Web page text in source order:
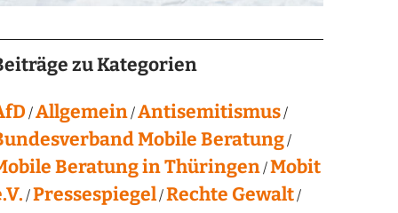
zu Kategorien
Allgemein Antisemitismus
Mobile Beratung
Beratung in Thüringen Mobit
Pressespiegel Rechte Gewalt